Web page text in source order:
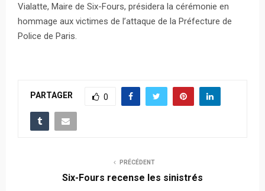
Vialatte, Maire de Six-Fours, présidera la cérémonie en
hommage aux victimes de l’attaque de la Préfecture de
Police de Paris.
PARTAGER 0
PRÉCÉDENT
Six-Fours recense les sinistrés